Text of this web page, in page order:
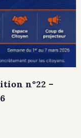
n°22 –